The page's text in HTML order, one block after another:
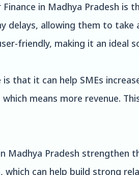
in Madhya Pradesh
delays, allowing them to
friendly, making it an ideal
that it can help SMEs
means more revenue.
Madhya Pradesh
can help build strong